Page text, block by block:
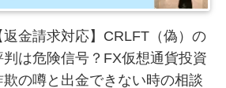
返金請求対応】CRLFT（偽）の
判は危険信号？FX仮想通貨投資
欺の噂と出金できない時の相談